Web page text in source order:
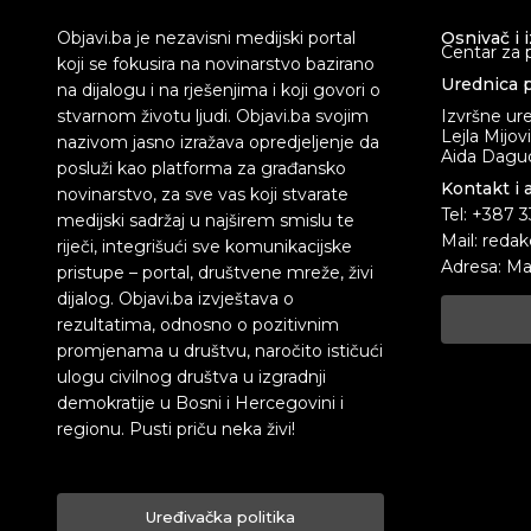
Objavi.ba je nezavisni medijski portal
koji se fokusira na novinarstvo bazirano
na dijalogu i na rješenjima i koji govori o
stvarnom životu ljudi. Objavi.ba svojim
nazivom jasno izražava opredjeljenje da
posluži kao platforma za građansko
novinarstvo, za sve vas koji stvarate
medijski sadržaj u najširem smislu te
riječi, integrišući sve komunikacijske
pristupe – portal, društvene mreže, živi
dijalog. Objavi.ba izvještava o
rezultatima, odnosno o pozitivnim
promjenama u društvu, naročito ističući
ulogu civilnog društva u izgradnji
demokratije u Bosni i Hercegovini i
regionu. Pusti priču neka živi!
Uređivačka politika
Osnivač i
Centar za
Urednica
Izvršne
Lejla
Aida
Kontakt i
Tel: +387
Mail:
Adresa: